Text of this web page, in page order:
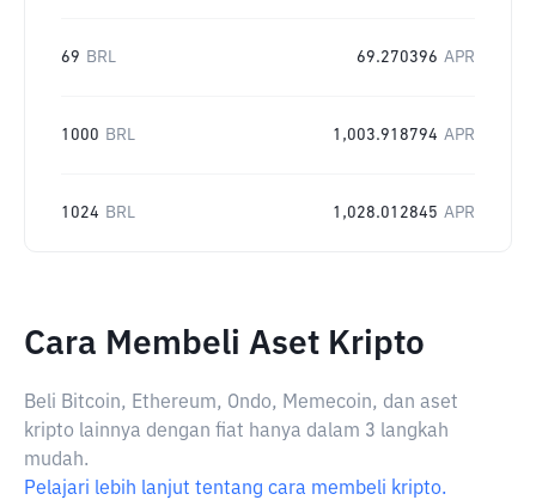
69 BRL 69.270396 APR
1000 BRL 1,003.918794 APR
1024 BRL 1,028.012845 APR
Cara Membeli Aset Kripto
Beli Bitcoin, Ethereum, Ondo, Memecoin, dan aset
kripto lainnya dengan fiat hanya dalam 3 langkah
mudah.
Pelajari lebih lanjut tentang cara membeli kripto.